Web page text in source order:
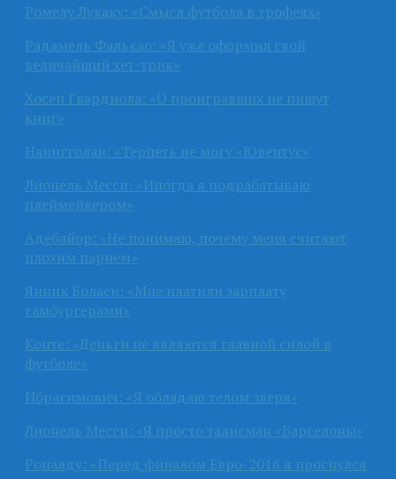
Ромелу Лукаку: «Смысл футбола в трофеях»
Радамель Фалькао: «Я уже оформил свой
величайший хет-трик»
Хосеп Гвардиола: «О проигравших не пишут
книг»
Наингголан: «Терпеть не могу «Ювентус»
Лионель Месси: «Иногда я подрабатываю
плеймейкером»
Адебайор: «Не понимаю, почему меня считают
плохим парнем»
Янник Боласи: «Мне платили зарплату
гамбургерами»
Конте: «Деньги не являются главной силой в
футболе»
Ибрагимович: «Я обладаю телом зверя»
Лионель Месси: «Я просто талисман «Барселоны»
Роналду: «Перед финалом Евро-2016 я проснулся